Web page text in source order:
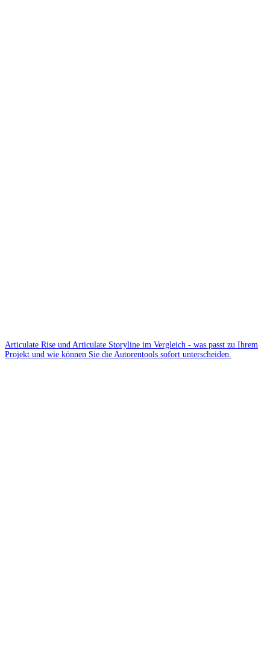
Articulate Rise und Articulate Storyline im Vergleich - was passt zu Ihrem
Projekt und wie können Sie die Autorentools sofort unterscheiden.